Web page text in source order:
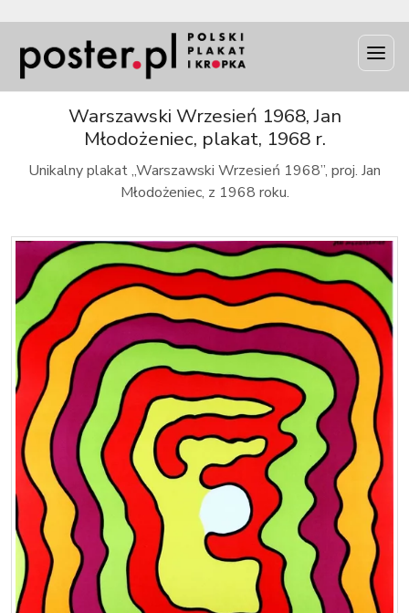
Warszawski Wrzesień 1968, Jan
Młodożeniec, plakat, 1968 r.
Unikalny plakat „Warszawski Wrzesień 1968”, proj. Jan
Młodożeniec, z 1968 roku.